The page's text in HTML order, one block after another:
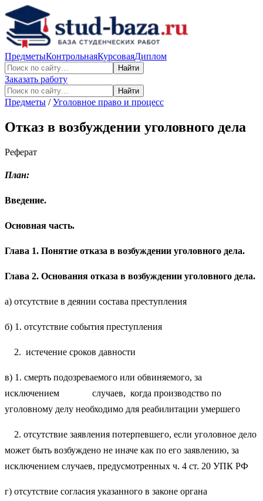
ПредметыКонтрольнаяКурсоваяДиплом
Найти
Заказать работу
Найти
Предметы /Уголовное право и процесс
Отказ в возбуждении уголовного дела
Реферат
План:
Введение.
Основная часть.
Глава 1. Понятие отказа в возбуждении уголовного дела.
Глава 2. Основания отказа в возбуждении уголовного дела.
а) отсутствие в деянии состава преступления
б) 1. отсутствие события преступления
2. истечение сроков давности
в) 1. смерть подозреваемого или обвиняемого, за
исключением случаев, когда производство по
уголовному делу необходимо для реабилитации умершего
2. отсутствие заявления потерпевшего, если уголовное дело
может быть возбуждено не иначе как по его заявлению, за
исключением случаев, предусмотренных ч. 4 ст. 20 УПК РФ
г) отсутствие согласия указанного в законе органа